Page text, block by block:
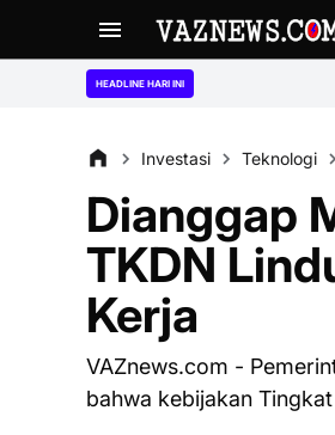
HEADLINE HARI INI
Investasi Teknologi
Dianggap
TKDN
Kerja
VAZnews.com -
bahwa kebijakan